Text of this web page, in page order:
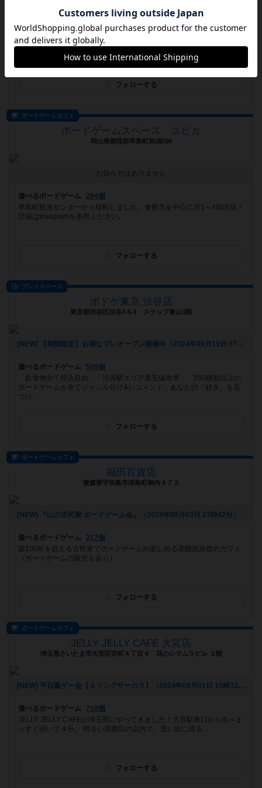
遊べるボードゲーム 1145個
1000種類のゲームが遊べる！ さいたま市の本屋の中にあるボードゲ
ームショップ＆カフェ
フォローする
ボードゲームカフェ
ボードゲームスペース スピカ
岡山県都窪郡早島町前潟596
お知らせはありません
遊べるボードゲーム
294個
早島町観光センターから移転しました。倉敷市を中心に月1～4回出店！
詳細はInsagramを参照ください。
フォローする
プレイスペース
ボドゲ東京 渋谷店
東京都渋谷区渋谷2-5-1 ステップ青山3階
[NEW] 【期間限定】お得なプレオープン開催中（2024年09月19日 07時32分）
遊べるボードゲーム
509個
「飲食物全て持込自由」「渋谷駅エリア最安値水準」「550種類以上の
ボードゲームを全てジャンル分け&レコメンド」あなたの「好き」を見
つけ...
フォローする
ボードゲームカフェ
福田百貨店
愛媛県宇和島市津島町御内４７２
[NEW] 『山の古民家 ボードゲーム会』（2024年09月03日 23時42分）
遊べるボードゲーム
217個
築100年を超える古民家でボードゲームが楽しめる雰囲気抜群のカフェ
（ボードゲームの販売もあり）
フォローする
ボードゲームカフェ
JELLY JELLY CAFE 大宮店
埼玉県さいたま市大宮区宮町４丁目４ 花のシマムラビル ２階
[NEW] 平日重ゲー会【３リングサーカス】（2024年09月01日 15時33分）
遊べるボードゲーム
718個
JELLY JELLY CAFEが埼玉県にやってきました！大宮駅東口から北へま
っすぐ歩いて４分。 明るい雰囲気の店内で、思い出に残る...
フォローする